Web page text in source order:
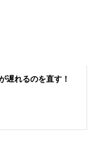
遅れるのを直す！